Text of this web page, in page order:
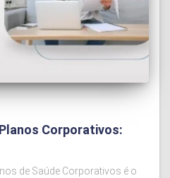
Corporativos:
de Saúde Corporativos é o